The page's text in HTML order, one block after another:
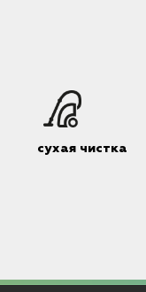
сухая чистка